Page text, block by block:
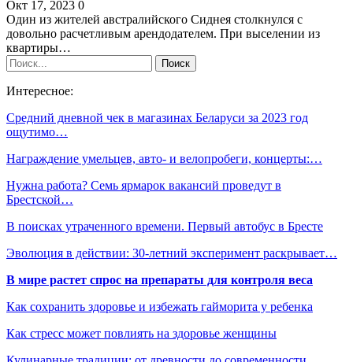
Окт 17, 2023 0
Один из жителей австралийского Сиднея столкнулся с
довольно расчетливым арендодателем. При выселении из
квартиры…
Интересное:
Средний дневной чек в магазинах Беларуси за 2023 год
ощутимо…
Награждение умельцев, авто- и велопробеги, концерты:…
Нужна работа? Семь ярмарок вакансий проведут в
Брестской…
В поисках утраченного времени. Первый автобус в Бресте
Эволюция в действии: 30-летний эксперимент раскрывает…
В мире растет спрос на препараты для контроля веса
Как сохранить здоровье и избежать гайморита у ребенка
Как стресс может повлиять на здоровье женщины